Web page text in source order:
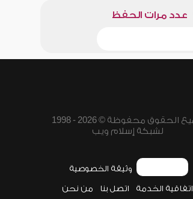
عدد مرات الحفظ
جميع الحقوق محفوظة © 2026 - 1998
لشبكة إسلام ويب
وثيقة الخصوصية
اتفاقية الخدمة اتصل بنا من نحن